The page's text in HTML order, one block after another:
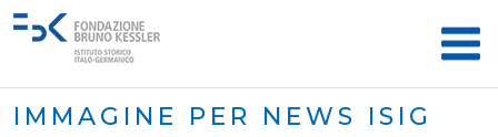
IMMAGINE PER NEWS ISIG